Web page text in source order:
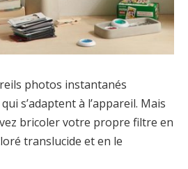
photos instantanés
s’adaptent à l’appareil. Mais
bricoler votre propre filtre en
translucide et en le